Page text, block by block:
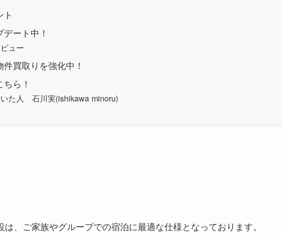
ート中！
ュー
買取りを強化中！
ら！
いた人 石川実(ishikawa minoru)
、ご家族やグループでの宿泊に最適な仕様となっております。